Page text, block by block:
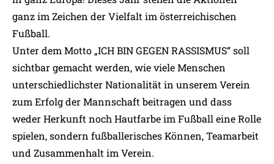
ganz im Zeichen der Vielfalt im österreichischen
Fußball.
Unter dem Motto „ICH BIN GEGEN RASSISMUS“ soll
sichtbar gemacht werden, wie viele Menschen
unterschiedlichster Nationalität in unserem Verein
zum Erfolg der Mannschaft beitragen und dass
weder Herkunft noch Hautfarbe im Fußball eine Rolle
spielen, sondern fußballerisches Können, Teamarbeit
und Zusammenhalt im Verein.